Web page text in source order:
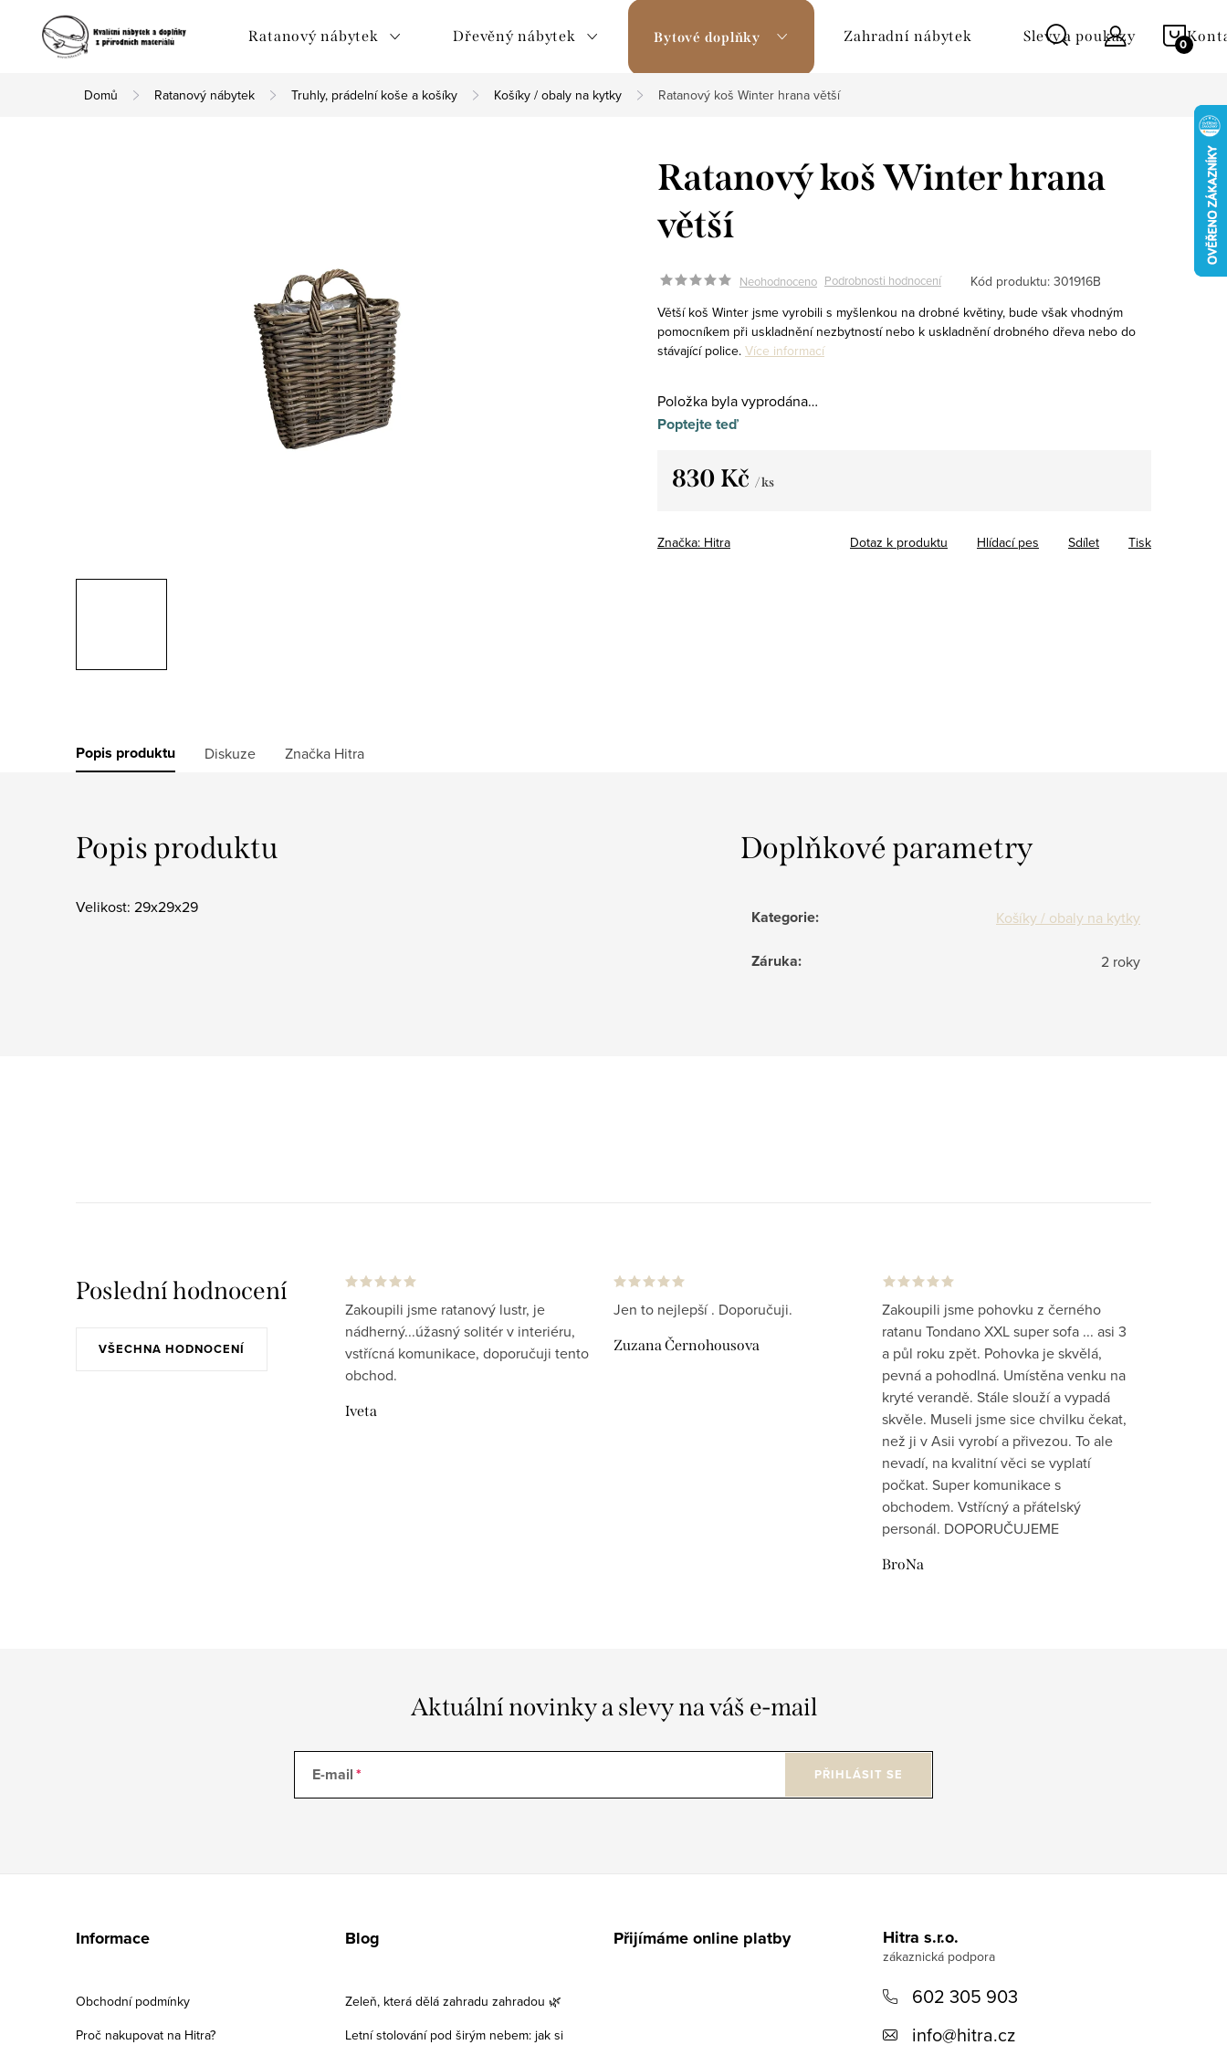
Ratanový nábytek Dřevěný nábytek Bytové doplňky Zahradní nábytek Slevy a poukazy
Domů Ratanový nábytek Truhly, prádelní koše a košíky Košíky / obaly na kytky Ratanový koš Winter hrana větší
Ratanový koš Winter hrana
větší
Neohodnoceno Podrobnosti hodnocení Kód produktu: 301916B
Větší koš Winter jsme vyrobili s myšlenkou na drobné květiny, bude však vhodným
pomocníkem při uskladnění nezbytností nebo k uskladnění drobného dřeva nebo do
stávající police. Více informací
Položka byla vyprodána…
Poptejte teď
830 Kč / ks
Značka: Hitra Tisk
Dotaz k produktu Hlídací pes Sdílet
Popis produktu Diskuze Značka Hitra
Popis produktu
Velikost: 29x29x29
Doplňkové parametry
Kategorie: Košíky / obaly na kytky
Záruka: 2 roky
Poslední hodnocení
VŠECHNA HODNOCENÍ
Zakoupili jsme ratanový lustr, je
nádherný...úžasný solitér v interiéru,
vstřícná komunikace, doporučuji tento
obchod.
Iveta
Jen to nejlepší . Doporučuji.
Zuzana Černohousova
Zakoupili jsme pohovku z černého
ratanu Tondano XXL super sofa ... asi 3
a půl roku zpět. Pohovka je skvělá,
pevná a pohodlná. Umístěna venku na
kryté verandě. Stále slouží a vypadá
skvěle. Museli jsme sice chvilku čekat,
než ji v Asii vyrobí a přivezou. To ale
nevadí, na kvalitní věci se vyplatí
počkat. Super komunikace s
obchodem. Vstřícný a přátelský
personál. DOPORUČUJEME
BroNa
Aktuální novinky a slevy na váš e-mail
E-mail PŘIHLÁSIT SE
Informace
Obchodní podmínky
Proč nakupovat na Hitra?
Blog
Zeleň, která dělá zahradu zahradou 🌿
Letní stolování pod širým nebem: jak si
Přijímáme online platby Hitra s.r.o.
602 305 903
info@hitra.cz